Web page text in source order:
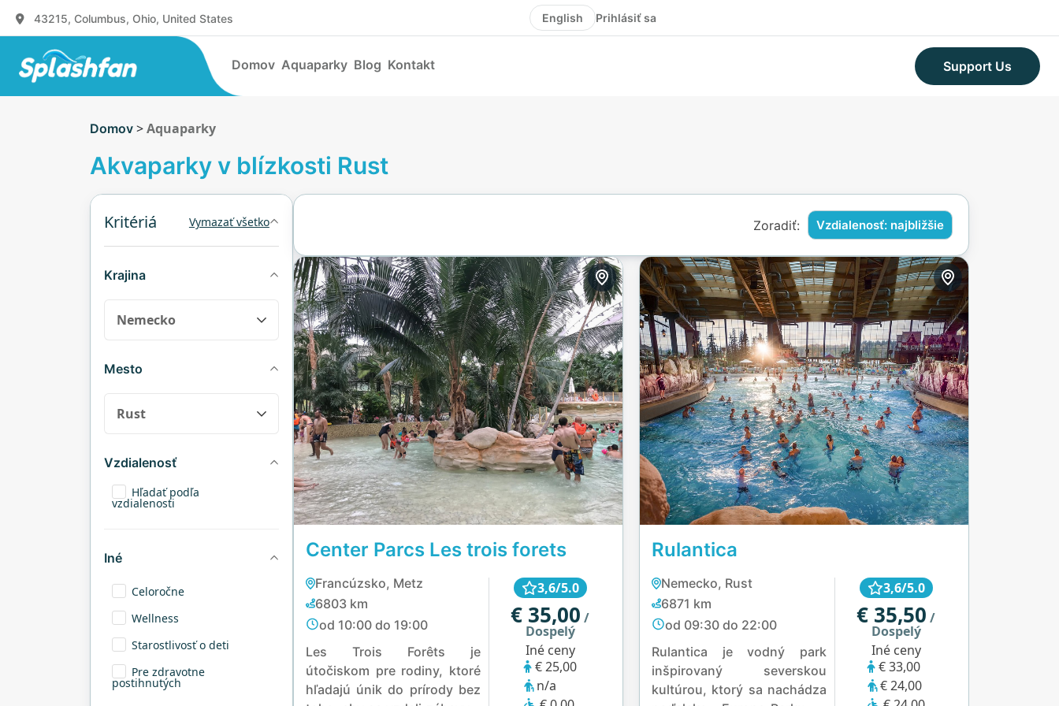
43215, Columbus, Ohio, United States English Prihlásiť sa
Domov Aquaparky Blog Kontakt Support Us
Domov >Aquaparky
Akvaparky v blízkosti Rust
Kritériá Vymazať všetko
Krajina
Mesto
Vzdialenosť
Hľadať podľa
vzdialenosti
Iné
Celoročne
Wellness
Starostlivosť o deti
Pre zdravotne
postihnutých
Zoradiť: Vzdialenosť: najbližšie
Center Parcs Les trois forets
Francúzsko, Metz
6803 km
od 10:00 do 19:00
Les Trois Forêts je
útočiskom pre rodiny, ktoré
hľadajú únik do prírody bez
3,6/5.0
€ 35,00 /
Dospelý
Iné ceny
€ 25,00
n/a
Rulantica
Nemecko, Rust
6871 km
od 09:30 do 22:00
Rulantica je vodný park
inšpirovaný severskou
kultúrou, ktorý sa nachádza
3,6/5.0
€ 35,50 /
Dospelý
Iné ceny
€ 33,00
€ 24,00